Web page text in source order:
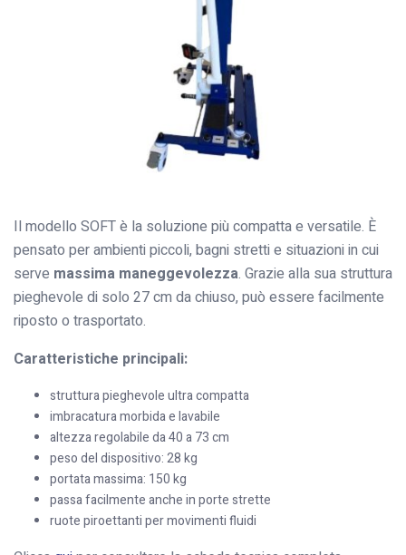
Il modello SOFT è la soluzione più compatta e versatile. È
pensato per ambienti piccoli, bagni stretti e situazioni in cui
serve massima maneggevolezza. Grazie alla sua struttura
pieghevole di solo 27 cm da chiuso, può essere facilmente
riposto o trasportato.
Caratteristiche principali:
struttura pieghevole ultra compatta
imbracatura morbida e lavabile
altezza regolabile da 40 a 73 cm
peso del dispositivo: 28 kg
portata massima: 150 kg
passa facilmente anche in porte strette
ruote piroettanti per movimenti fluidi